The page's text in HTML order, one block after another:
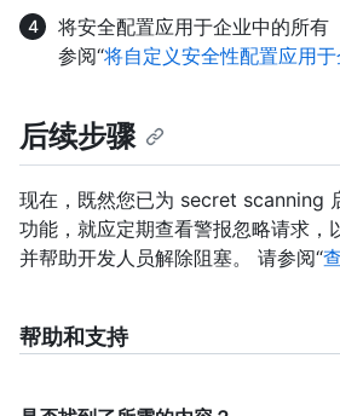
将安全配置应用于企业中的所有
参阅“将自定义安全性配置应用于
后续步骤
现在，既然您已为 secret scanning
功能，就应定期查看警报忽略请求，
并帮助开发人员解除阻塞。 请参阅“
帮助和支持